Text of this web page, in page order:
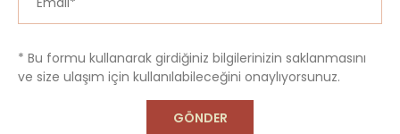
* Bu formu kullanarak girdiğiniz bilgilerinizin saklanmasını
ve size ulaşım için kullanılabileceğini onaylıyorsunuz.